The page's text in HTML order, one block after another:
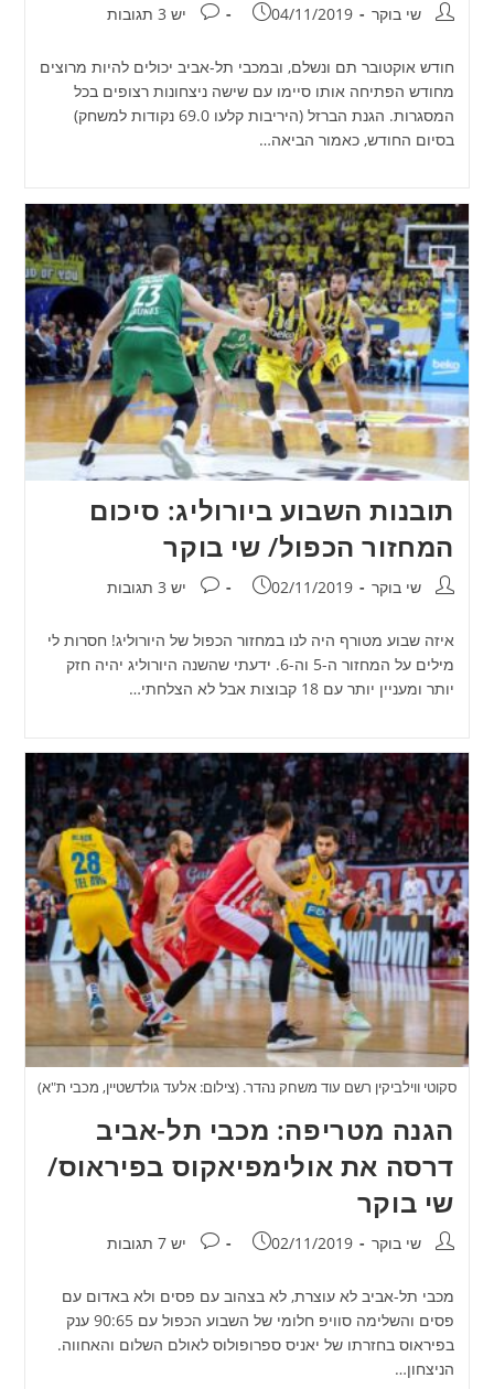
מחבר:שי בוקר פורסם:
04/11/2019 תגובות:
יש 3 תגובות
חודש אוקטובר תם ונשלם, ובמכבי תל-אביב יכולים להיות מרוצים
מחודש הפתיחה אותו סיימו עם שישה ניצחונות רצופים בכל
המסגרות. הגנת הברזל (היריבות קלעו 69.0 נקודות למשחק)
בסיום החודש, כאמור הביאה…
תובנות השבוע ביורוליג: סיכום
המחזור הכפול/ שי בוקר
מחבר:שי בוקר פורסם:
02/11/2019 תגובות:
יש 3 תגובות
איזה שבוע מטורף היה לנו במחזור הכפול של היורוליג! חסרות לי
מילים על המחזור ה-5 וה-6. ידעתי שהשנה היורוליג יהיה חזק
יותר ומעניין יותר עם 18 קבוצות אבל לא הצלחתי…
סקוטי ווילביקין רשם עוד משחק נהדר. (צילום: אלעד גולדשטיין, מכבי ת"א)
הגנה מטריפה: מכבי תל-אביב
דרסה את אולימפיאקוס בפיראוס/
שי בוקר
מחבר:שי בוקר פורסם:
02/11/2019 תגובות:
יש 7 תגובות
מכבי תל-אביב לא עוצרת, לא בצהוב עם פסים ולא באדום עם
פסים והשלימה סוויפ חלומי של השבוע הכפול עם 90:65 ענק
בפיראוס בחזרתו של יאניס ספרופולוס לאולם השלום והאחווה.
הניצחון…